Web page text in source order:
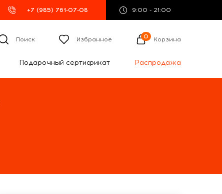
+7 (985) 761-07-08 9:00 - 21:00
Поиск Избранное 0 Корзина
Подарочный сертификат Распродажа